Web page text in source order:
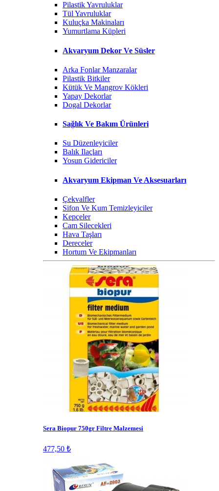
Pilastik Yavruluklar
Tül Yavruluklar
Kuluçka Makinaları
Yumurtlama Küpleri
Akvaryum Dekor Ve Süsler
Arka Fonlar Manzaralar
Pilastik Bitkiler
Kütük Ve Mangrov Kökleri
Yapay Dekorlar
Dogal Dekorlar
Sağlık Ve Bakım Ürünleri
Su Düzenleyiciler
Balık Ilaçları
Yosun Gidericiler
Akvaryum Ekipman Ve Aksesuarları
Çekvalfler
Sifon Ve Kum Temizleyiciler
Kepçeler
Cam Silecekleri
Hava Taşları
Dereceler
Hortum Ve Ekipmanları
Sera Biopur 750gr Filtre Malzemesi
477,50 ₺